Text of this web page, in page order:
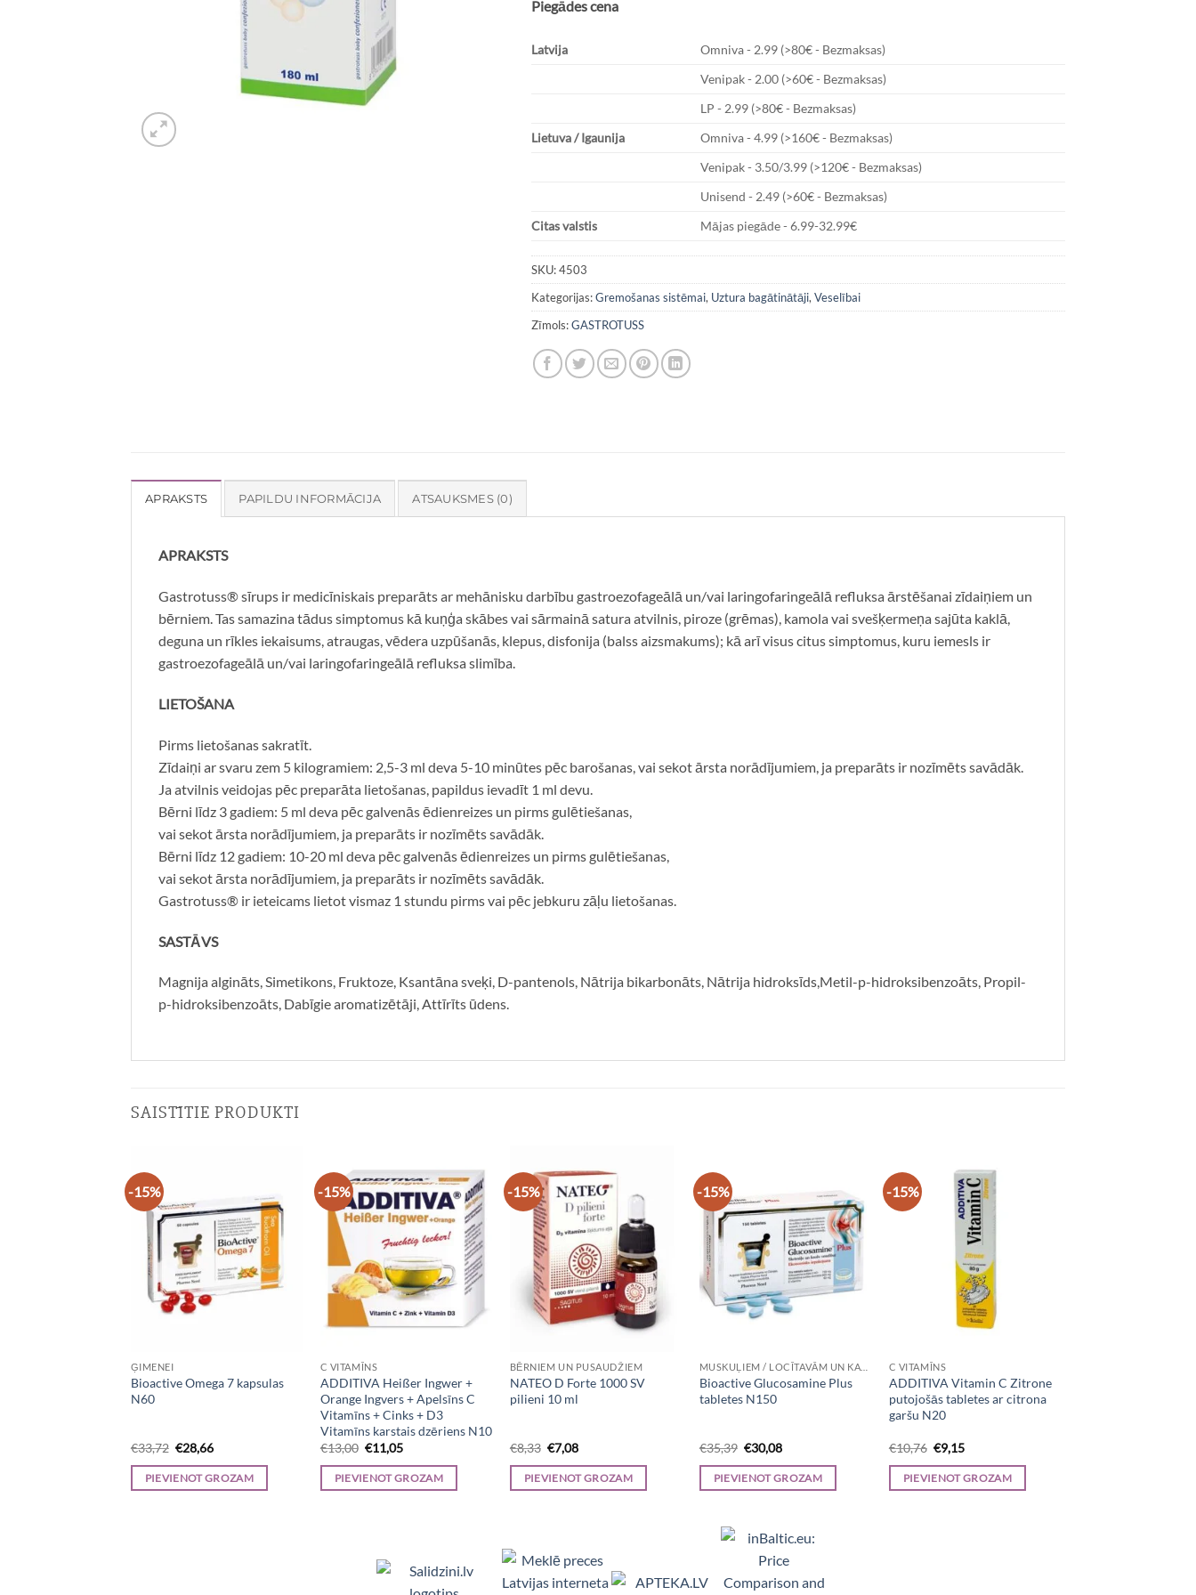
Piegādes cena
Latvija
Omniva - 2.99 (>80€ - Bezmaksas)
Venipak - 2.00 (>60€ - Bezmaksas)
LP - 2.99 (>80€ - Bezmaksas)
Lietuva / Igaunija
Omniva - 4.99 (>160€ - Bezmaksas)
Venipak - 3.50/3.99 (>120€ - Bezmaksas)
Unisend - 2.49 (>60€ - Bezmaksas)
Citas valstis
Mājas piegāde - 6.99-32.99€
SKU:4503
Kategorijas:Gremošanas sistēmai, Uztura bagātinātāji, Veselībai
Zīmols:GASTROTUSS
APRAKSTS PAPILDU INFORMĀCIJA ATSAUKSMES (0)
APRAKSTS
Gastrotuss® sīrups ir medicīniskais preparāts ar mehānisku darbību gastroezofageālā un/vai laringofaringeālā refluksa ārstēšanai zīdaiņiem un
bērniem. Tas samazina tādus simptomus kā kuņģa skābes vai sārmainā satura atvilnis, piroze (grēmas), kamola vai svešķermeņa sajūta kaklā,
deguna un rīkles iekaisums, atraugas, vēdera uzpūšanās, klepus, disfonija (balss aizsmakums); kā arī visus citus simptomus, kuru iemesls ir
gastroezofageālā un/vai laringofaringeālā refluksa slimība.
LIETOŠANA
Pirms lietošanas sakratīt.
Zīdaiņi ar svaru zem 5 kilogramiem: 2,5-3 ml deva 5-10 minūtes pēc barošanas, vai sekot ārsta norādījumiem, ja preparāts ir nozīmēts savādāk.
Ja atvilnis veidojas pēc preparāta lietošanas, papildus ievadīt 1 ml devu.
Bērni līdz 3 gadiem: 5 ml deva pēc galvenās ēdienreizes un pirms gulētiešanas,
vai sekot ārsta norādījumiem, ja preparāts ir nozīmēts savādāk.
Bērni līdz 12 gadiem: 10-20 ml deva pēc galvenās ēdienreizes un pirms gulētiešanas,
vai sekot ārsta norādījumiem, ja preparāts ir nozīmēts savādāk.
Gastrotuss® ir ieteicams lietot vismaz 1 stundu pirms vai pēc jebkuru zāļu lietošanas.
SASTĀVS
Magnija algināts, Simetikons, Fruktoze, Ksantāna sveķi, D-pantenols, Nātrija bikarbonāts, Nātrija hidroksīds,Metil-p-hidroksibenzoāts, Propil-
p-hidroksibenzoāts, Dabīgie aromatizētāji, Attīrīts ūdens.
SAISTĪTIE PRODUKTI
-15%
ĢIMENEI
Bioactive Omega 7 kapsulas
N60
€33,72 Original
was:
€33,72.
€28,66Current
is:
€28,66.
PIEVIENOT GROZAM
-15%
C VITAMĪNS
ADDITIVA Heißer Ingwer +
Orange Ingvers + Apelsīns C
Vitamīns + Cinks + D3
Vitamīns karstais dzēriens N10
€13,00 Original
was:
€13,00.
€11,05Current
is:
€11,05.
PIEVIENOT GROZAM
-15%
BĒRNIEM UN PUSAUDŽIEM
NATEO D Forte 1000 SV
pilieni 10 ml
€8,33 Original
was:
€8,33.
€7,08Current
is:
€7,08.
PIEVIENOT GROZAM
-15%
Bioactive Glucosamine Plus
tabletes N150
€35,39 Original
was:
€35,39.
€30,08Current
is:
€30,08.
PIEVIENOT GROZAM
-15%
C VITAMĪNS
ADDITIVA Vitamin C Zitrone
putojošās tabletes ar citrona
garšu N20
€10,76 Original
was:
€10,76.
€9,15Current
is:
€9,15.
PIEVIENOT GROZAM
Viedpulksteņi, Makita, Ceļojumu somas, Teltis, Apple, Aerogrili, Sporta uzturs, Kaķu barība